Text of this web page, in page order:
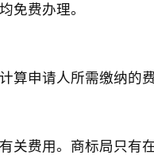
费办理。
申请人所需缴纳的
费用。商标局只有